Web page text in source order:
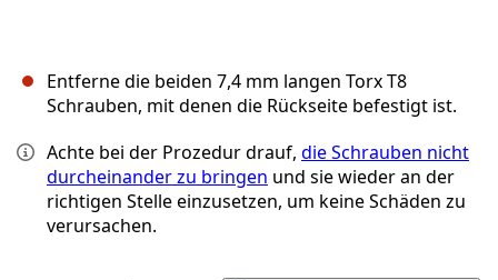
Entferne die beiden 7,4 mm langen Torx T8
Schrauben, mit denen die Rückseite befestigt ist.
Achte bei der Prozedur drauf, die Schrauben nicht
durcheinander zu bringen und sie wieder an der
richtigen Stelle einzusetzen, um keine Schäden zu
verursachen.